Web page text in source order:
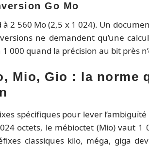
Go Mo
2 560 Mo (2,5 x 1 024). Un
ne demandent qu’une
000 quand la précision au bit près
Mio, Gio : la norme
spécifiques pour lever
octets, le mébioctet (Mio) vaut 1
classiques kilo, méga, giga